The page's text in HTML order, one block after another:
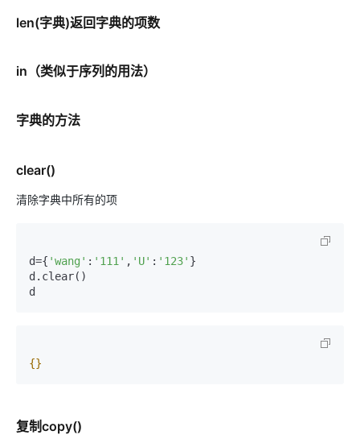
len(字典)返回字典的项数
in（类似于序列的用法）
字典的方法
clear()
清除字典中所有的项
d={ 'wang' : '111' , 'U' : '123' }
d.clear()
d
{}
复制copy()